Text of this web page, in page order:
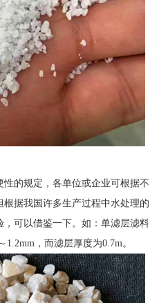
的规定，各单位或企业可根据不
据我国许多生产过程中水处理的
可以借鉴一下。如：单滤层滤料
，而滤层厚度为0.7m。